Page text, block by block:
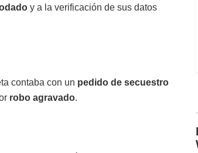
y a la verificación de sus datos
contaba con un pedido de secuestro
robo agravado.